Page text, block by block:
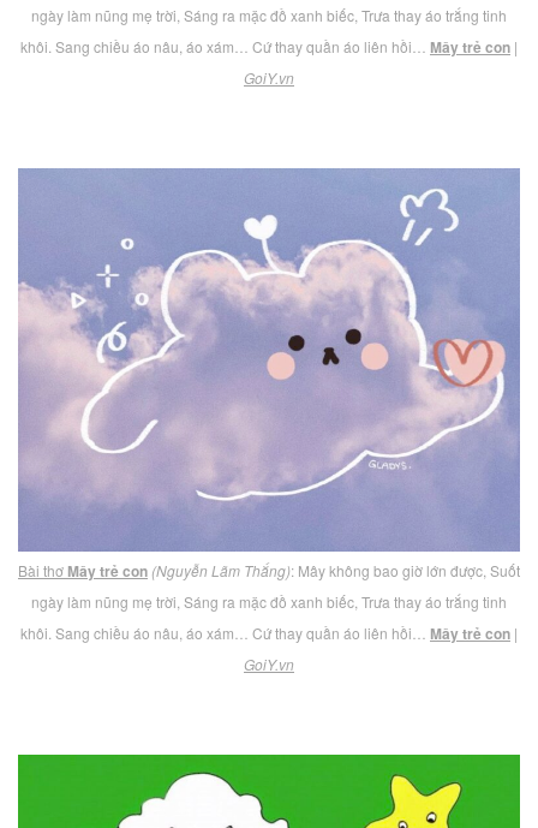
ngày làm nũng mẹ trời, Sáng ra mặc đồ xanh biếc, Trưa thay áo trắng tinh
khôi. Sang chiều áo nâu, áo xám… Cứ thay quần áo liên hồi… Mây trẻ con |
GoiY.vn
Bài thơ Mây trẻ con (Nguyễn Lãm Thắng): Mây không bao giờ lớn được, Suốt
ngày làm nũng mẹ trời, Sáng ra mặc đồ xanh biếc, Trưa thay áo trắng tinh
khôi. Sang chiều áo nâu, áo xám… Cứ thay quần áo liên hồi… Mây trẻ con |
GoiY.vn